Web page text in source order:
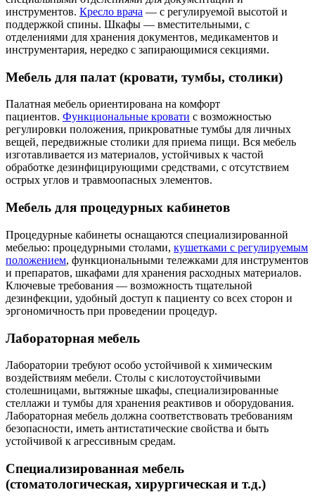
инструментов. Кресло врача — с регулируемой высотой и
поддержкой спины. Шкафы — вместительными, с
отделениями для хранения документов, медикаментов и
инструментария, нередко с запирающимися секциями.
Мебель для палат (кровати, тумбы, столики)
Палатная мебель ориентирована на комфорт
пациентов. Функциональные кровати с возможностью
регулировки положения, прикроватные тумбы для личных
вещей, передвижные столики для приема пищи. Вся мебель
изготавливается из материалов, устойчивых к частой
обработке дезинфицирующими средствами, с отсутствием
острых углов и травмоопасных элементов.
Мебель для процедурных кабинетов
Процедурные кабинеты оснащаются специализированной
мебелью: процедурными столами, кушетками с регулируемым
положением, функциональными тележками для инструментов
и препаратов, шкафами для хранения расходных материалов.
Ключевые требования — возможность тщательной
дезинфекции, удобный доступ к пациенту со всех сторон и
эргономичность при проведении процедур.
Лабораторная мебель
Лаборатории требуют особо устойчивой к химическим
воздействиям мебели. Столы с кислотоустойчивыми
столешницами, вытяжные шкафы, специализированные
стеллажи и тумбы для хранения реактивов и оборудования.
Лабораторная мебель должна соответствовать требованиям
безопасности, иметь антистатические свойства и быть
устойчивой к агрессивным средам.
Специализированная мебель
(стоматологическая, хирургическая и т.д.)